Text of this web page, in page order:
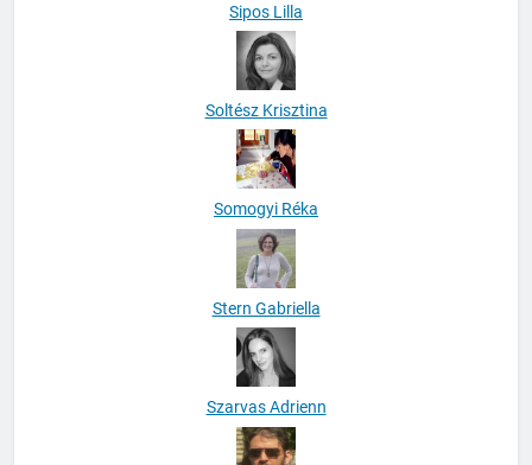
Sipos Lilla
Soltész Krisztina
Somogyi Réka
Stern Gabriella
Szarvas Adrienn